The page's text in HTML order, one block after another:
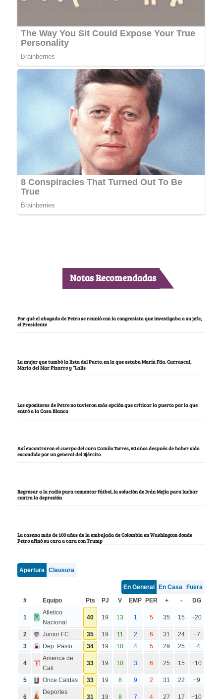
Notas Recomendadas
Por qué el abogado de Petro se reunió con la congresista que investigaba a su jefe,
el Presidente
La mujer que tumbó la lista del Pacto, en la que estaba María Fda. Carrascal,
María del Mar Pizarro y “Lalis
Los opositores de Petro no tuvieron más opción que criticar la puerta por la que
entró a la Casa Blanca
Así encontraron el cuerpo del cura Camilo Torres, 60 años después de haber sido
escondido por un general del Ejército
Regresar a la radio para comentar fútbol, la solución de Iván Mejía para luchar
contra la depresión
La casona más de 100 años de la embajada de Colombia en Washington donde
Petro afinó su cara a cara con Trump
Apertura Clausura
En General En Casa Fuera
#
Equipo Pts PJ V EMP PER + - DG
1
Atletico
Nacional
40 19 13 1 5 35 15 +20
2 Junior FC 35 19 11 2 6 31 24
+7
3
Dep. Pasto 34 19 10 4 5 29 25 +4
4
America de
Cali
33 19 10 3 6 25 15 +10
5 Once Caldas 33 19 8 9 2 31 22 +9
6
Deportes
31 19 8 7 4 27 17 +10